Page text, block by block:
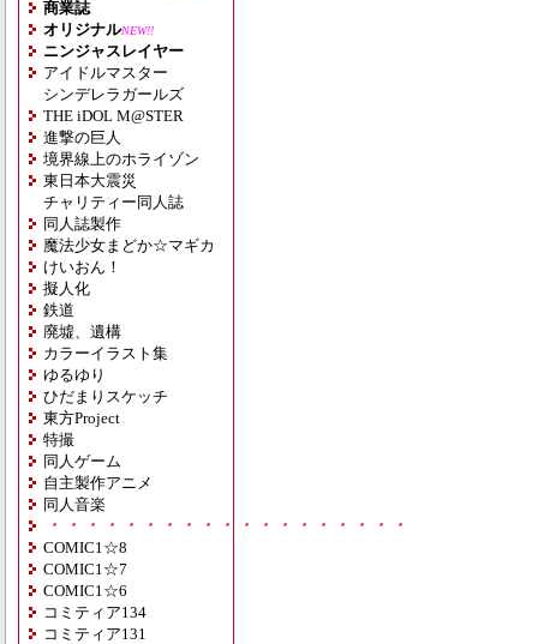
商業誌
オリジナルNEW!!
ニンジャスレイヤー
アイドルマスター
シンデレラガールズ
THE iDOL M@STER
進撃の巨人
境界線上のホライゾン
東日本大震災
チャリティー同人誌
同人誌製作
魔法少女まどか☆マギカ
けいおん！
擬人化
鉄道
廃墟、遺構
カラーイラスト集
ゆるゆり
ひだまりスケッチ
東方Project
特撮
同人ゲーム
自主製作アニメ
同人音楽
・・・・・・・・・・・・・・・・・・・
COMIC1☆8
COMIC1☆7
COMIC1☆6
コミティア134
コミティア131